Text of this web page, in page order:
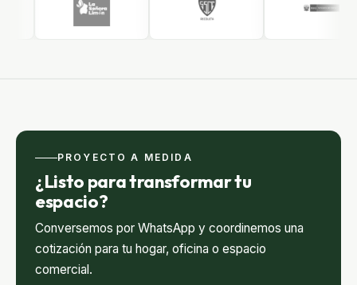
PROYECTO A MEDIDA
¿Listo para transformar tu
espacio?
Conversemos por WhatsApp y coordinemos una
cotización para tu hogar, oficina o espacio
comercial.